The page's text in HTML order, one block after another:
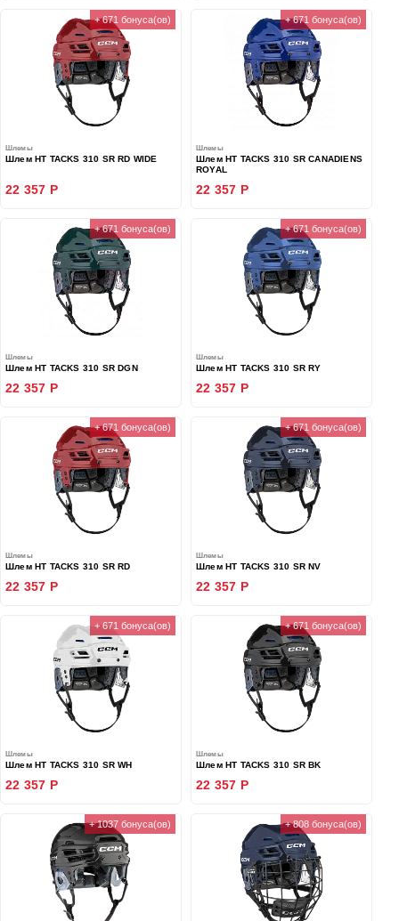
+ 671 бонуса(ов)
Шлемы
Шлем HT TACKS 310 SR RD WIDE
22 357 Р
+ 671 бонуса(ов)
Шлемы
Шлем HT TACKS 310 SR CANADIENS
ROYAL
22 357 Р
+ 671 бонуса(ов)
Шлемы
Шлем HT TACKS 310 SR DGN
22 357 Р
+ 671 бонуса(ов)
Шлемы
Шлем HT TACKS 310 SR RY
22 357 Р
+ 671 бонуса(ов)
Шлемы
Шлем HT TACKS 310 SR RD
22 357 Р
+ 671 бонуса(ов)
Шлемы
Шлем HT TACKS 310 SR NV
22 357 Р
+ 671 бонуса(ов)
Шлемы
Шлем HT TACKS 310 SR WH
22 357 Р
+ 671 бонуса(ов)
Шлемы
Шлем HT TACKS 310 SR BK
22 357 Р
+ 1037 бонуса(ов) + 808 бонуса(ов)